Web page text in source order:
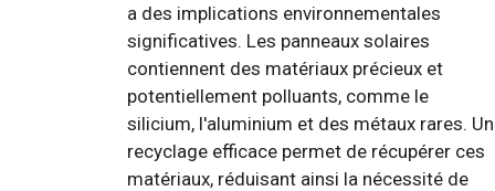
a des implications environnementales
significatives. Les panneaux solaires
contiennent des matériaux précieux et
potentiellement polluants, comme le
silicium, l'aluminium et des métaux rares. Un
recyclage efficace permet de récupérer ces
matériaux, réduisant ainsi la nécessité de